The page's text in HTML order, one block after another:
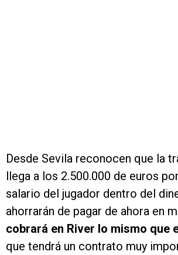
Desde Sevila reconocen que la
llega a los 2.500.000 de euros
salario del jugador dentro del
ahorrarán de pagar de ahora en
cobrará en River lo mismo que
que tendrá un contrato muy